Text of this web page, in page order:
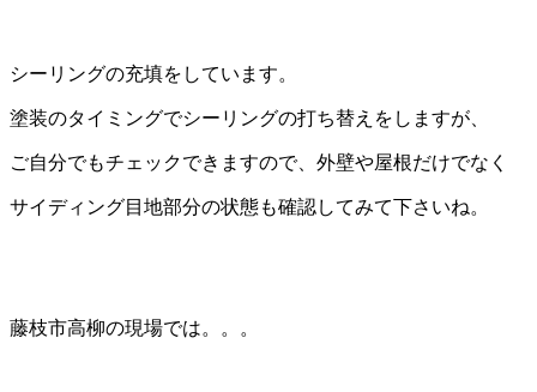
シーリングの充填をしています。
塗装のタイミングでシーリングの打ち替えをしますが、
ご自分でもチェックできますので、外壁や屋根だけでなく
サイディング目地部分の状態も確認してみて下さいね。
藤枝市高柳の現場では。。。